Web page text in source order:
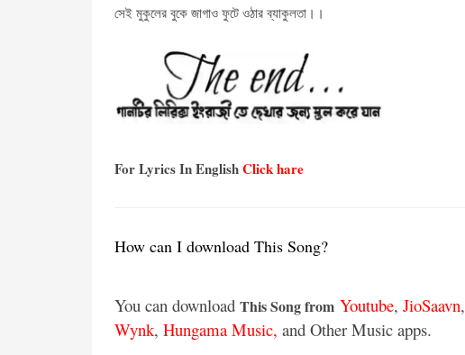
সেই মুকুলের বুকে জাগাও ফুটে ওঠার ব্যাকুলতা।।
For Lyrics In EnglishClick hare
How can I download This Song?
You can download This Song from Youtube, JioSaavn,
Wynk, Hungama Music, and Other Music apps.